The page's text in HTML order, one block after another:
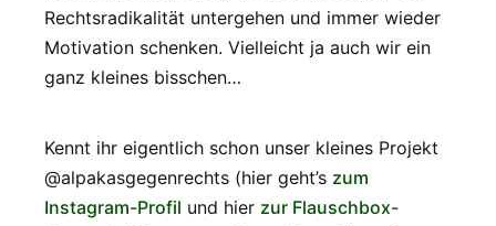
Rechtsradikalität untergehen und immer wieder
Motivation schenken. Vielleicht ja auch wir ein
ganz kleines bisschen…
Kennt ihr eigentlich schon unser kleines Projekt
@alpakasgegenrechts (hier geht’s zum
Instagram-Profil und hier zur Flauschbox-